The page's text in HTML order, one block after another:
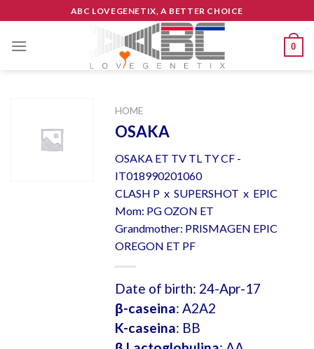
to
content
ABC LOVEGENETIX, A BETTER CHOICE
0
HOME
OSAKA
OSAKA ET TV TL TY CF -
IT018990201060
CLASH P x SUPERSHOT x EPIC
Mom: PG OZON ET
Grandmother: PRISMAGEN EPIC
OREGON ET PF
Date of birth: 24-Apr-17
β-caseina: A2A2
K-caseina: BB